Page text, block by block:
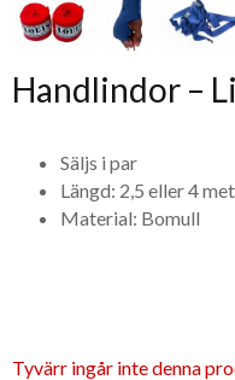
Handlindor –
Säljs i par
Längd: 2,5 eller 4
Material: Bomull
Tyvärr ingår inte denna